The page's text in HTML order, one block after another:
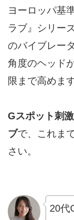
ヨーロッパ基
ラブ』シリー
のバイブレー
角度のヘッド
限まで高めます
Gスポット刺
ブで、これま
さい。
20代